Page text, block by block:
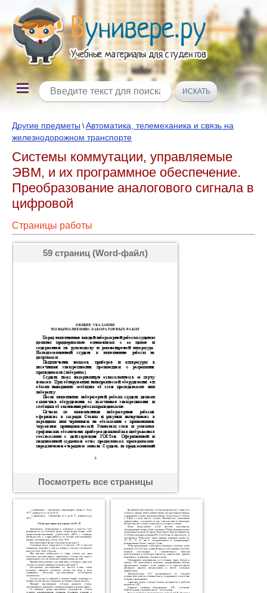
Другие предметы \Автоматика, телемеханика и связь на
железнодорожном транспорте
Системы коммутации, управляемые
ЭВМ, и их программное обеспечение.
Преобразование аналогового сигнала в
цифровой
Страницы работы
59 страниц (Word-файл)
Посмотреть все страницы